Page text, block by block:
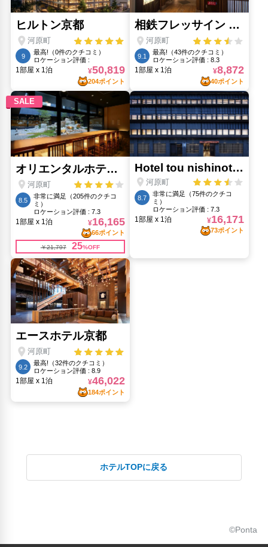
三十三間堂(2.31km)
京都駅ビル(2.03km)
伏見稲荷大社(4.39km)
伏見稲荷神社(4.39km)
元離宮二条城(1.15km)
嵐山モンキーパーク(7.47km)
清水寺(2.91km)
祇園(2.03km)
金閣寺(4.59km)
銀閣寺(4.69km)
錦・井上佃煮店(710m)
錦市場商店街(710m)
ホテルTOPに戻る
©Ponta